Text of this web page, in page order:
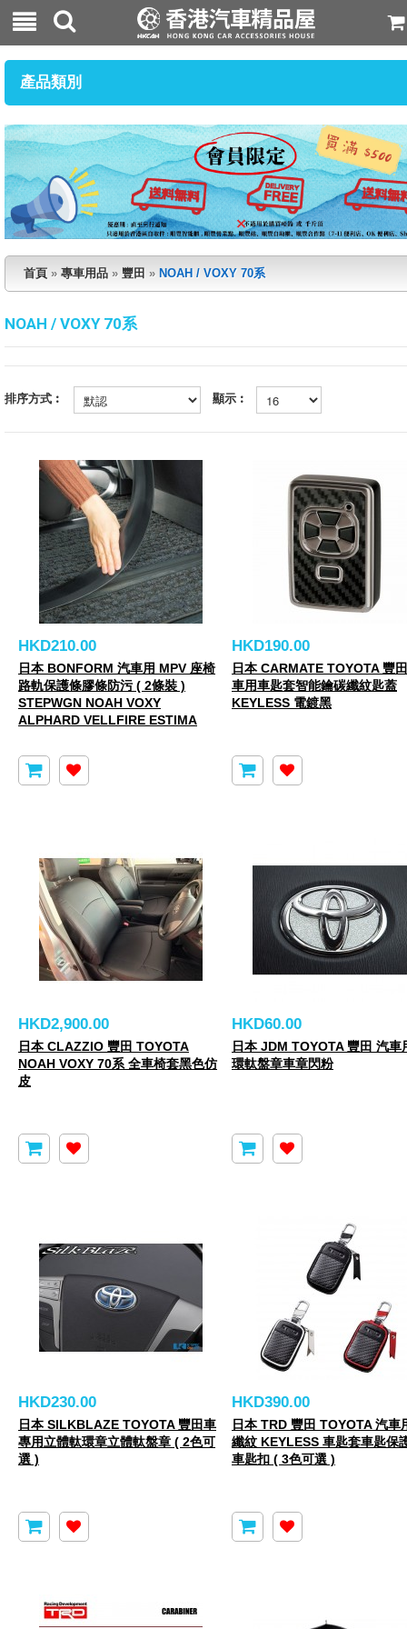
產品類別
首頁 » 專車用品 » 豐田 » NOAH / VOXY 70系
NOAH / VOXY 70系
排序方式︰ 顯示︰
HKD210.00
日本 BONFORM 汽車用 MPV 座椅
路軌保護條膠條防污 ( 2條裝 )
STEPWGN NOAH VOXY
ALPHARD VELLFIRE ESTIMA
HKD190.00
日本 CARMATE TOYOTA 豐
車用車匙套智能鑰碳纖紋匙蓋
KEYLESS 電鍍黑
HKD2,900.00
日本 CLAZZIO 豐田 TOYOTA
NOAH VOXY 70系 全車椅套黑色仿
皮
HKD60.00
日本 JDM TOYOTA 豐田 汽車
環軚盤章車章閃粉
HKD230.00
日本 SILKBLAZE TOYOTA 豐田車
專用立體軚環章立體軚盤章 ( 2色可
選 )
HKD390.00
日本 TRD 豐田 TOYOTA 汽車
纖紋 KEYLESS 車匙套車匙保
車匙扣 ( 3色可選 )